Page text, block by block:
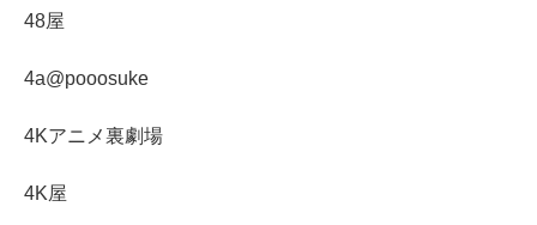
48屋
4a@pooosuke
4Kアニメ裏劇場
4K屋